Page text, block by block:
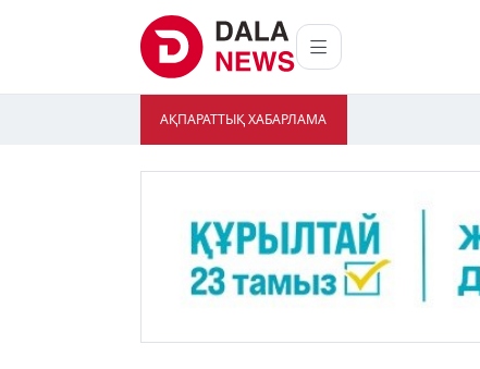
АҚПАРАТТЫҚ ХАБАРЛАМА